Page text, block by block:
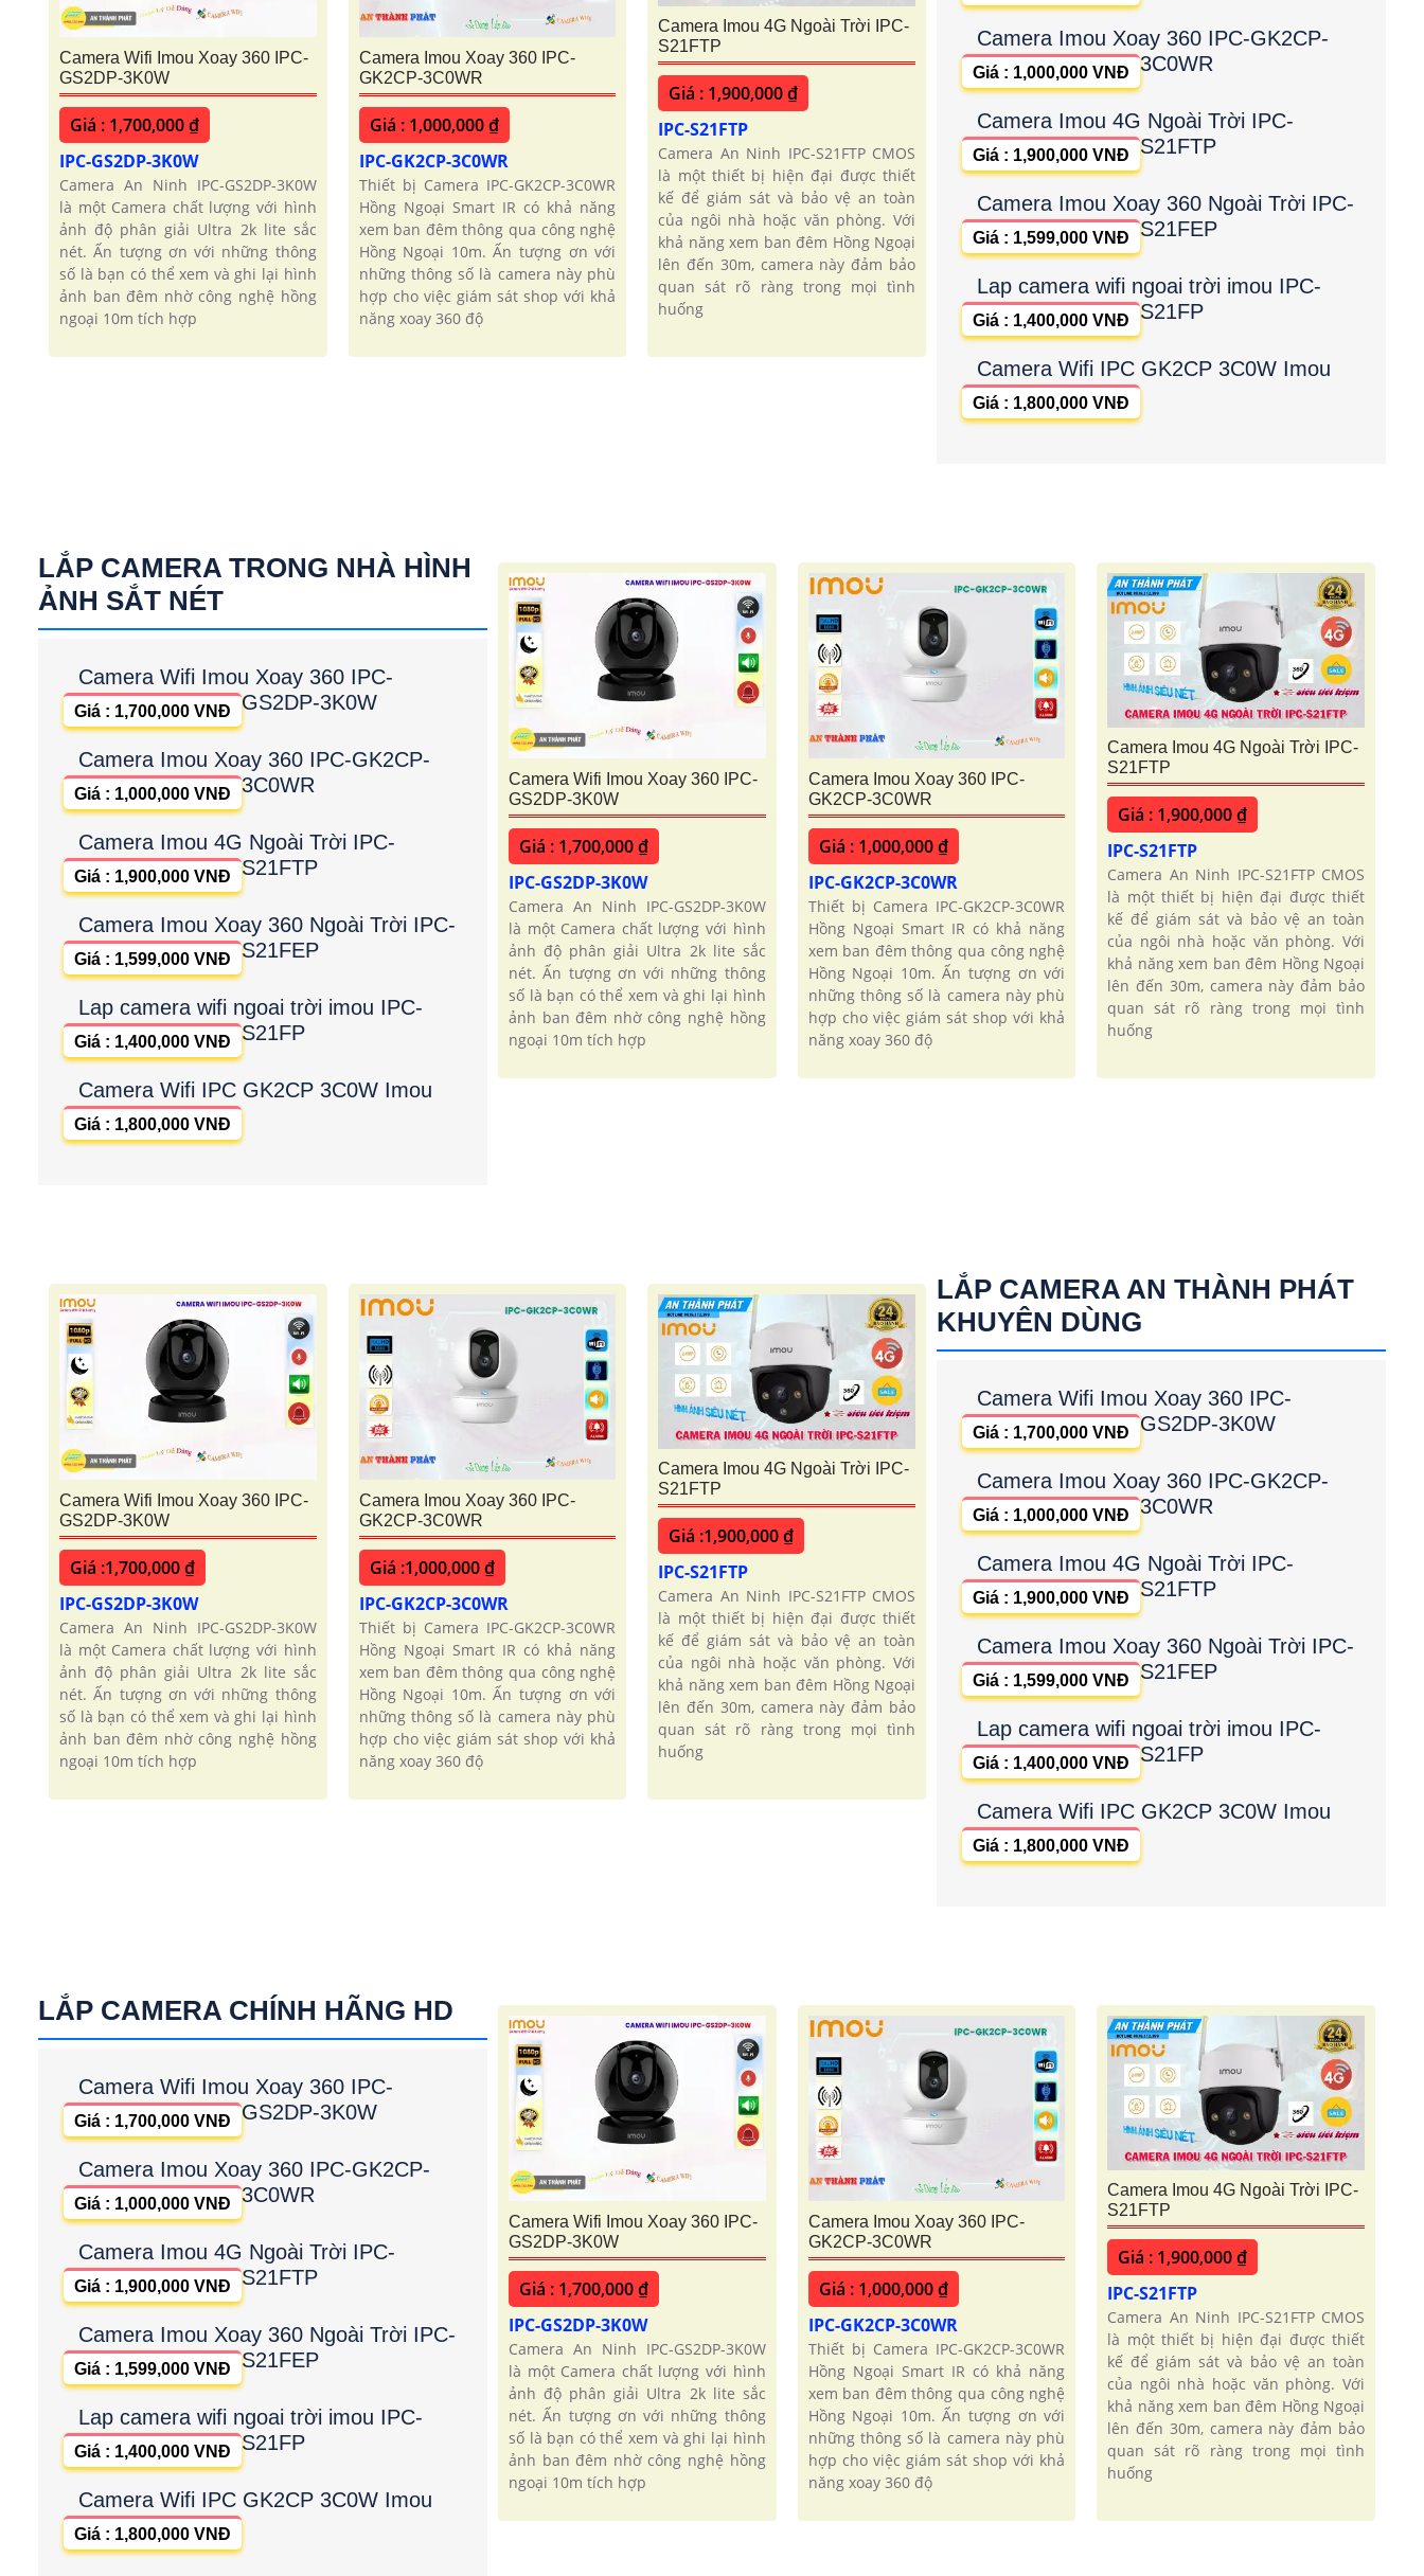
'
Camera Wifi Imou Xoay 360 IPC-
GS2DP-3K0W
Giá : 1,700,000 ₫
IPC-GS2DP-3K0W
Camera An Ninh IPC-GS2DP-3K0W
là một Camera chất lượng với hình
ảnh độ phân giải Ultra 2k lite sắc
nét. Ấn tượng ơn với những thông
số là bạn có thể xem và ghi lại hình
ảnh ban đêm nhờ công nghệ hồng
ngoại 10m tích hợp
Camera Imou Xoay 360 IPC-
GK2CP-3C0WR
Giá : 1,000,000 ₫
IPC-GK2CP-3C0WR
Thiết bị Camera IPC-GK2CP-3C0WR
Hồng Ngoại Smart IR có khả năng
xem ban đêm thông qua công nghệ
Hồng Ngoại 10m. Ấn tượng ơn với
những thông số là camera này phù
hợp cho việc giám sát shop với khả
năng xoay 360 độ
Camera Imou 4G Ngoài Trời IPC-
S21FTP
Giá : 1,900,000 ₫
IPC-S21FTP
Camera An Ninh IPC-S21FTP CMOS
là một thiết bị hiện đại được thiết
kế để giám sát và bảo vệ an toàn
của ngôi nhà hoặc văn phòng. Với
khả năng xem ban đêm Hồng Ngoại
lên đến 30m, camera này đảm bảo
quan sát rõ ràng trong mọi tình
huống
Camera Imou Xoay 360 IPC-GK2CP-
3C0WR
Giá : 1,000,000 VNĐ
Camera Imou 4G Ngoài Trời IPC-
S21FTP
Giá : 1,900,000 VNĐ
Camera Imou Xoay 360 Ngoài Trời IPC-
S21FEP
Giá : 1,599,000 VNĐ
Lap camera wifi ngoai trời imou IPC-
S21FP
Giá : 1,400,000 VNĐ
Camera Wifi IPC GK2CP 3C0W Imou
Giá : 1,800,000 VNĐ
LẮP CAMERA TRONG NHÀ HÌNH
ẢNH SẮT NÉT
Camera Wifi Imou Xoay 360 IPC-
GS2DP-3K0W
Giá : 1,700,000 VNĐ
Camera Imou Xoay 360 IPC-GK2CP-
3C0WR
Giá : 1,000,000 VNĐ
Camera Imou 4G Ngoài Trời IPC-
S21FTP
Giá : 1,900,000 VNĐ
Camera Imou Xoay 360 Ngoài Trời IPC-
S21FEP
Giá : 1,599,000 VNĐ
Lap camera wifi ngoai trời imou IPC-
S21FP
Giá : 1,400,000 VNĐ
Camera Wifi IPC GK2CP 3C0W Imou
Giá : 1,800,000 VNĐ
Camera Wifi Imou Xoay 360 IPC-
GS2DP-3K0W
Giá : 1,700,000 ₫
IPC-GS2DP-3K0W
Camera An Ninh IPC-GS2DP-3K0W
là một Camera chất lượng với hình
ảnh độ phân giải Ultra 2k lite sắc
nét. Ấn tượng ơn với những thông
số là bạn có thể xem và ghi lại hình
ảnh ban đêm nhờ công nghệ hồng
ngoại 10m tích hợp
Camera Imou Xoay 360 IPC-
GK2CP-3C0WR
Giá : 1,000,000 ₫
IPC-GK2CP-3C0WR
Thiết bị Camera IPC-GK2CP-3C0WR
Hồng Ngoại Smart IR có khả năng
xem ban đêm thông qua công nghệ
Hồng Ngoại 10m. Ấn tượng ơn với
những thông số là camera này phù
hợp cho việc giám sát shop với khả
năng xoay 360 độ
Camera Imou 4G Ngoài Trời IPC-
S21FTP
Giá : 1,900,000 ₫
IPC-S21FTP
Camera An Ninh IPC-S21FTP CMOS
là một thiết bị hiện đại được thiết
kế để giám sát và bảo vệ an toàn
của ngôi nhà hoặc văn phòng. Với
khả năng xem ban đêm Hồng Ngoại
lên đến 30m, camera này đảm bảo
quan sát rõ ràng trong mọi tình
huống
Camera Wifi Imou Xoay 360 IPC-
GS2DP-3K0W
Giá :1,700,000 ₫
IPC-GS2DP-3K0W
Camera An Ninh IPC-GS2DP-3K0W
là một Camera chất lượng với hình
ảnh độ phân giải Ultra 2k lite sắc
nét. Ấn tượng ơn với những thông
số là bạn có thể xem và ghi lại hình
ảnh ban đêm nhờ công nghệ hồng
ngoại 10m tích hợp
Camera Imou Xoay 360 IPC-
GK2CP-3C0WR
Giá :1,000,000 ₫
IPC-GK2CP-3C0WR
Thiết bị Camera IPC-GK2CP-3C0WR
Hồng Ngoại Smart IR có khả năng
xem ban đêm thông qua công nghệ
Hồng Ngoại 10m. Ấn tượng ơn với
những thông số là camera này phù
hợp cho việc giám sát shop với khả
năng xoay 360 độ
Camera Imou 4G Ngoài Trời IPC-
S21FTP
Giá :1,900,000 ₫
IPC-S21FTP
Camera An Ninh IPC-S21FTP CMOS
là một thiết bị hiện đại được thiết
kế để giám sát và bảo vệ an toàn
của ngôi nhà hoặc văn phòng. Với
khả năng xem ban đêm Hồng Ngoại
lên đến 30m, camera này đảm bảo
quan sát rõ ràng trong mọi tình
huống
LẮP CAMERA AN THÀNH PHÁT
KHUYÊN DÙNG
Camera Wifi Imou Xoay 360 IPC-
GS2DP-3K0W
Giá : 1,700,000 VNĐ
Camera Imou Xoay 360 IPC-GK2CP-
3C0WR
Giá : 1,000,000 VNĐ
Camera Imou 4G Ngoài Trời IPC-
S21FTP
Giá : 1,900,000 VNĐ
Camera Imou Xoay 360 Ngoài Trời IPC-
S21FEP
Giá : 1,599,000 VNĐ
Lap camera wifi ngoai trời imou IPC-
S21FP
Giá : 1,400,000 VNĐ
Camera Wifi IPC GK2CP 3C0W Imou
Giá : 1,800,000 VNĐ
LẮP CAMERA CHÍNH HÃNG HD
Camera Wifi Imou Xoay 360 IPC-
GS2DP-3K0W
Giá : 1,700,000 VNĐ
Camera Imou Xoay 360 IPC-GK2CP-
3C0WR
Giá : 1,000,000 VNĐ
Camera Imou 4G Ngoài Trời IPC-
S21FTP
Giá : 1,900,000 VNĐ
Camera Imou Xoay 360 Ngoài Trời IPC-
S21FEP
Giá : 1,599,000 VNĐ
Lap camera wifi ngoai trời imou IPC-
S21FP
Giá : 1,400,000 VNĐ
Camera Wifi IPC GK2CP 3C0W Imou
Giá : 1,800,000 VNĐ
Camera Wifi Imou Xoay 360 IPC-
GS2DP-3K0W
Giá : 1,700,000 ₫
IPC-GS2DP-3K0W
Camera An Ninh IPC-GS2DP-3K0W
là một Camera chất lượng với hình
ảnh độ phân giải Ultra 2k lite sắc
nét. Ấn tượng ơn với những thông
số là bạn có thể xem và ghi lại hình
ảnh ban đêm nhờ công nghệ hồng
ngoại 10m tích hợp
Camera Imou Xoay 360 IPC-
GK2CP-3C0WR
Giá : 1,000,000 ₫
IPC-GK2CP-3C0WR
Thiết bị Camera IPC-GK2CP-3C0WR
Hồng Ngoại Smart IR có khả năng
xem ban đêm thông qua công nghệ
Hồng Ngoại 10m. Ấn tượng ơn với
những thông số là camera này phù
hợp cho việc giám sát shop với khả
năng xoay 360 độ
Camera Imou 4G Ngoài Trời IPC-
S21FTP
Giá : 1,900,000 ₫
IPC-S21FTP
Camera An Ninh IPC-S21FTP CMOS
là một thiết bị hiện đại được thiết
kế để giám sát và bảo vệ an toàn
của ngôi nhà hoặc văn phòng. Với
khả năng xem ban đêm Hồng Ngoại
lên đến 30m, camera này đảm bảo
quan sát rõ ràng trong mọi tình
huống